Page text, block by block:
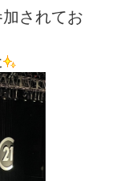
されてお